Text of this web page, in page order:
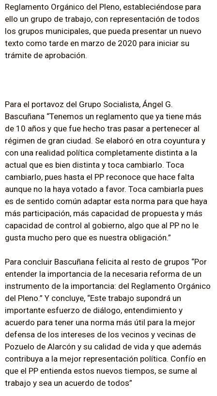
Reglamento Orgánico del Pleno, estableciéndose para
ello un grupo de trabajo, con representación de todos
los grupos municipales, que pueda presentar un nuevo
texto como tarde en marzo de 2020 para iniciar su
trámite de aprobación.
Para el portavoz del Grupo Socialista, Ángel G.
Bascuñana “Tenemos un reglamento que ya tiene más
de 10 años y que fue hecho tras pasar a pertenecer al
régimen de gran ciudad. Se elaboró en otra coyuntura y
con una realidad política completamente distinta a la
actual que es bien distinta y toca cambiarlo. Toca
cambiarlo, pues hasta el PP reconoce que hace falta
aunque no la haya votado a favor. Toca cambiarla pues
es de sentido común adaptar esta norma para que haya
más participación, más capacidad de propuesta y más
capacidad de control al gobierno, algo que al PP no le
gusta mucho pero que es nuestra obligación.”
Para concluir Bascuñana felicita al resto de grupos “Por
entender la importancia de la necesaria reforma de un
instrumento de la importancia: del Reglamento Orgánico
del Pleno.” Y concluye, “Este trabajo supondrá un
importante esfuerzo de diálogo, entendimiento y
acuerdo para tener una norma más útil para la mejor
defensa de los intereses de los vecinos y vecinas de
Pozuelo de Alarcón y su calidad de vida y que además
contribuya a la mejor representación política. Confío en
que el PP entienda estos nuevos tiempos, se sume al
trabajo y sea un acuerdo de todos”